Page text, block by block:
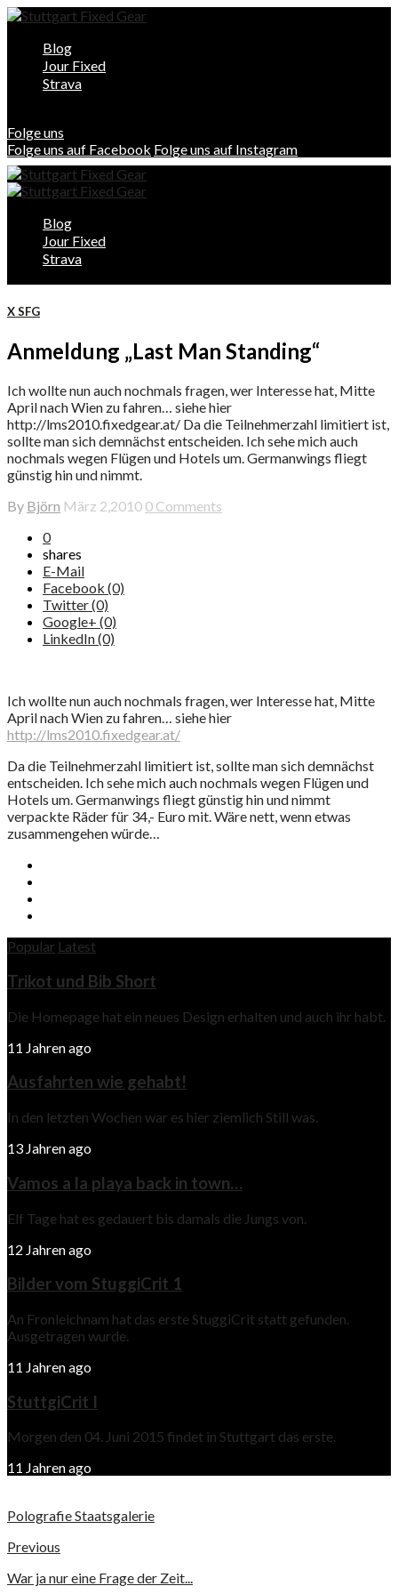
Blog
Jour Fixed
Strava
Folge uns
Folge uns auf Facebook Folge uns auf Instagram
Blog
Jour Fixed
Strava
X SFG
Anmeldung „Last Man Standing“
Ich wollte nun auch nochmals fragen, wer Interesse hat, Mitte
April nach Wien zu fahren… siehe hier
http://lms2010.fixedgear.at/ Da die Teilnehmerzahl limitiert ist,
sollte man sich demnächst entscheiden. Ich sehe mich auch
nochmals wegen Flügen und Hotels um. Germanwings fliegt
günstig hin und nimmt.
By Björn März 2,2010 0 Comments
0
shares
E-Mail
Facebook (0)
Twitter (0)
Google+ (0)
LinkedIn (0)
Ich wollte nun auch nochmals fragen, wer Interesse hat, Mitte
April nach Wien zu fahren… siehe hier
http://lms2010.fixedgear.at/
Da die Teilnehmerzahl limitiert ist, sollte man sich demnächst
entscheiden. Ich sehe mich auch nochmals wegen Flügen und
Hotels um. Germanwings fliegt günstig hin und nimmt
verpackte Räder für 34,- Euro mit. Wäre nett, wenn etwas
zusammengehen würde…
Popular Latest
Trikot und Bib Short
Die Homepage hat ein neues Design erhalten und auch ihr habt.
11 Jahren ago
Ausfahrten wie gehabt!
In den letzten Wochen war es hier ziemlich Still was.
13 Jahren ago
Vamos a la playa back in town…
Elf Tage hat es gedauert bis damals die Jungs von.
12 Jahren ago
Bilder vom StuggiCrit 1
An Fronleichnam hat das erste StuggiCrit statt gefunden.
Ausgetragen wurde.
11 Jahren ago
StuttgiCrit I
Morgen den 04. Juni 2015 findet in Stuttgart das erste.
11 Jahren ago
Polografie Staatsgalerie
Previous
War ja nur eine Frage der Zeit...